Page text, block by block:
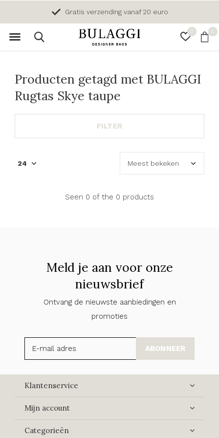
0 0
Gratis verzending vanaf 20 euro
Producten getagd met BULAGGI
Rugtas Skye taupe
FILTER
Seen 0 of the 0 products
Meld je aan voor onze
nieuwsbrief
Ontvang de nieuwste aanbiedingen en
promoties
ABONNEER
Klantenservice
Mijn account
Categorieën